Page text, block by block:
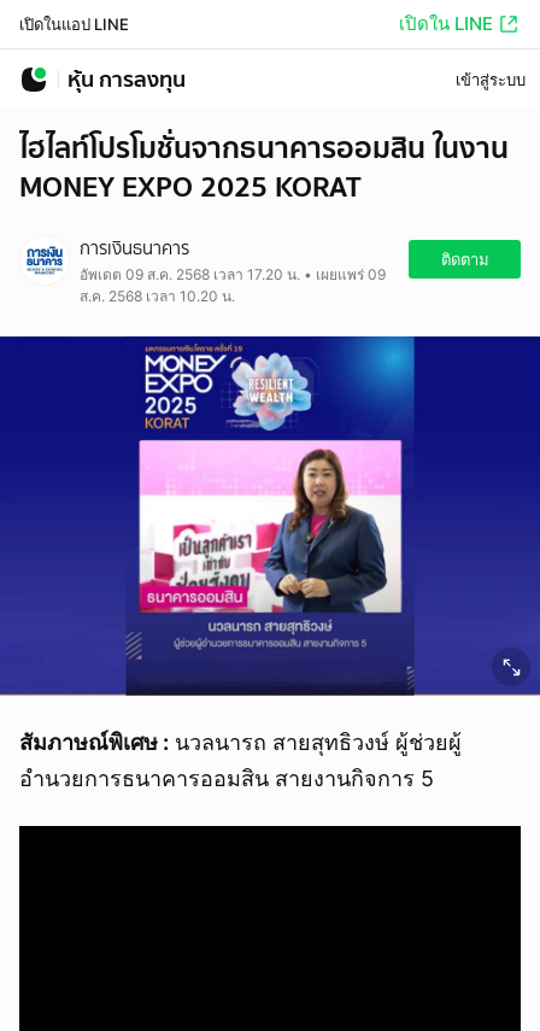
เปิดในแอป LINE เปิดใน LINE
หุ้น การลงทุน เข้าสู่ระบบ
ไฮไลท์โปรโมชั่นจากธนาคารออมสิน ในงาน
MONEY EXPO 2025 KORAT
การเงินธนาคาร
อัพเดต 09 ส.ค. 2568 เวลา 17.20 น. • เผยแพร่ 09
ส.ค. 2568 เวลา 10.20 น.
ติดตาม
สัมภาษณ์พิเศษ : นวลนารถ สายสุทธิวงษ์ ผู้ช่วยผู้
อำนวยการธนาคารออมสิน สายงานกิจการ 5